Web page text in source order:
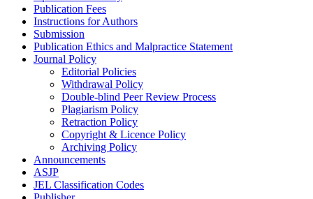
Publication Fees
Instructions for Authors
Submission
Publication Ethics and Malpractice Statement
Journal Policy
Editorial Policies
Withdrawal Policy
Double-blind Peer Review Process
Plagiarism Policy
Retraction Policy
Copyright & Licence Policy
Archiving Policy
Announcements
ASJP
JEL Classification Codes